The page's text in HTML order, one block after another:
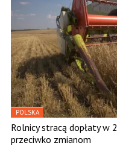
POLSKA
Rolnicy stracą dopłaty w
przeciwko zmianom